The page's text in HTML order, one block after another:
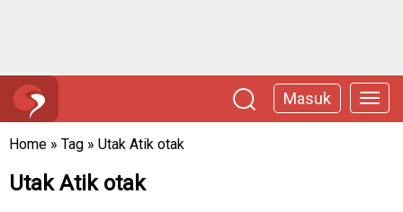
Masuk
Home » Tag » Utak Atik otak
Utak Atik otak